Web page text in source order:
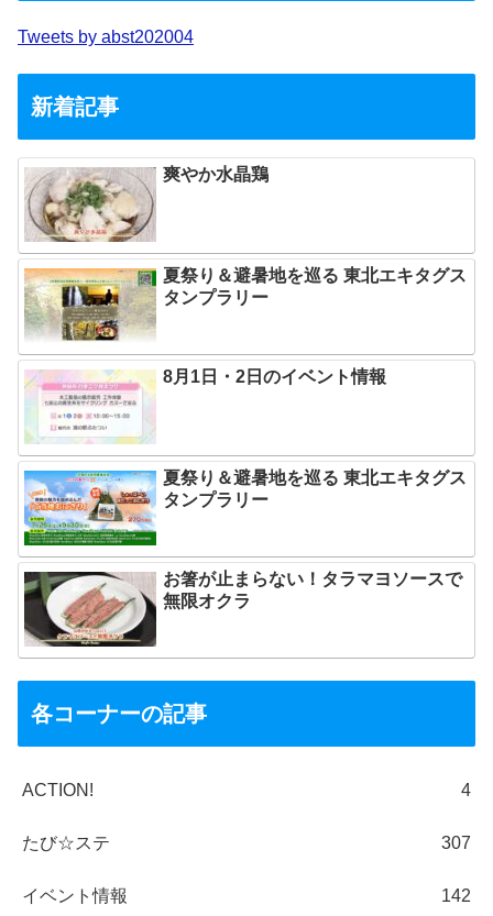
Tweets by abst202004
新着記事
爽やか水晶鶏
夏祭り＆避暑地を巡る 東北エキタグス
タンプラリー
8月1日・2日のイベント情報
夏祭り＆避暑地を巡る 東北エキタグス
タンプラリー
お箸が止まらない！タラマヨソースで
無限オクラ
各コーナーの記事
ACTION! 4
たび☆ステ 307
イベント情報 142